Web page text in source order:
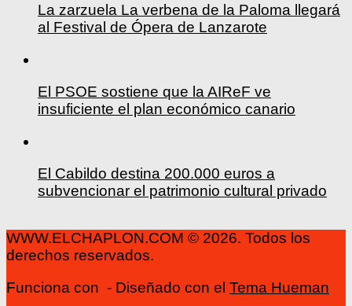
La zarzuela La verbena de la Paloma llegará
al Festival de Ópera de Lanzarote
El PSOE sostiene que la AIReF ve
insuficiente el plan económico canario
El Cabildo destina 200.000 euros a
subvencionar el patrimonio cultural privado
WWW.ELCHAPLON.COM © 2026. Todos los
derechos reservados.
Funciona con - Diseñado con el Tema Hueman